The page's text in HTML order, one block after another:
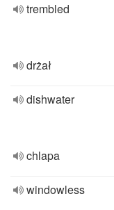
trembled
drżał
dishwater
chlapa
windowless